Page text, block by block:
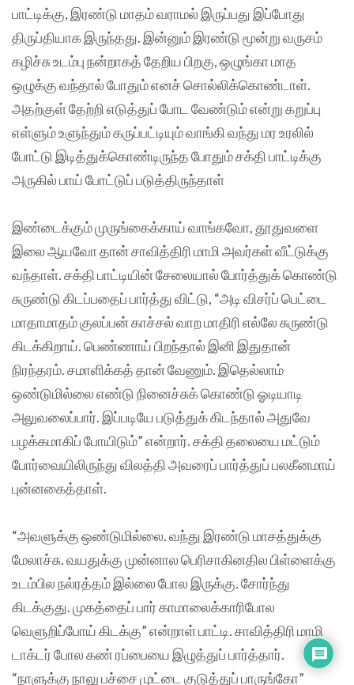
பாட்டிக்கு, இரண்டு மாதம் வராமல் இருப்பது இப்போது
திருப்தியாக இருந்தது. இன்னும் இரண்டு மூன்று வருசம்
கழிச்சு உடம்பு நன்றாகத் தேறிய பிறகு, ஒழுங்கா மாத
ஒழுக்கு வந்தால் போதும் எனச் சொல்லிக்கொண்டாள்.
அதற்குள் தேற்றி எடுத்துப் போட வேண்டும் என்று கறுப்பு
எள்ளும் உளுந்தும் கருப்பட்டியும் வாங்கி வந்து மர உரலில்
போட்டு இடித்துக்கொண்டிருந்த போதும் சக்தி பாட்டிக்கு
அருகில் பாய் போட்டுப் படுத்திருந்தாள்
இண்டைக்கும் முருங்கைக்காய் வாங்கவோ, தூதுவளை
இலை ஆயவோ தான் சாவித்திரி மாமி அவர்கள் வீட்டுக்கு
வந்தாள். சக்தி பாட்டியின் சேலையால் போர்த்துக் கொண்டு
சுருண்டு கிடப்பதைப் பார்த்து விட்டு, “அடி விசர்ப் பெட்டை
மாதாமாதம் குலப்பன் காச்சல் வாற மாதிரி எல்லே சுருண்டு
கிடக்கிறாய். பெண்ணாய் பிறந்தால் இனி இதுதான்
நிரந்தரம். சமாளிக்கத் தான் வேணும். இதெல்லாம்
ஒண்டுமில்லை எண்டு நினைச்சுக் கொண்டு ஓடியாடி
அலுவலைப்பார். இப்படியே படுத்துக் கிடந்தால் அதுவே
பழக்கமாகிப் போயிடும்” என்றார். சக்தி தலையை மட்டும்
போர்வையிலிருந்து விலத்தி அவரைப் பார்த்துப் பலகீனமாய்
புன்னகைத்தாள்.
“அவளுக்கு ஒண்டுமில்லை. வந்து இரண்டு மாசத்துக்கு
மேலாச்சு. வயதுக்கு முன்னால பெரிசாகினதில பிள்ளைக்கு
உடம்பில நல்ரத்தம் இல்லை போல இருக்கு. சோர்ந்து
கிடக்குது. முகத்தைப் பார் காமாலைக்காரிபோல
வெளுறிப்போய் கிடக்கு” என்றாள் பாட்டி. சாவித்திரி மாமி
டாக்டர் போல கண் ரப்பையை இழுத்துப் பார்த்தார்.
“நாளுக்கு நாலு பச்சை முட்டை குடுத்துப் பாருங்கோ”